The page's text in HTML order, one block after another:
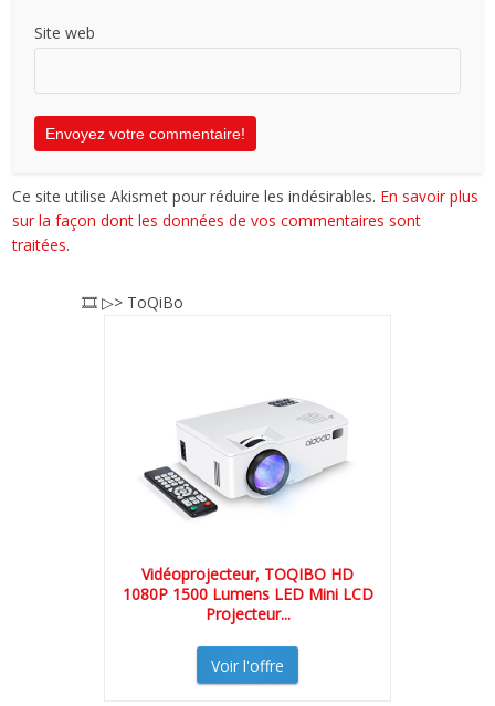
Site web
Ce site utilise Akismet pour réduire les indésirables. En savoir plus
sur la façon dont les données de vos commentaires sont
traitées.
🎞️ ▷> ToQiBo
Vidéoprojecteur, TOQIBO HD
1080P 1500 Lumens LED Mini LCD
Projecteur...
Voir l'offre